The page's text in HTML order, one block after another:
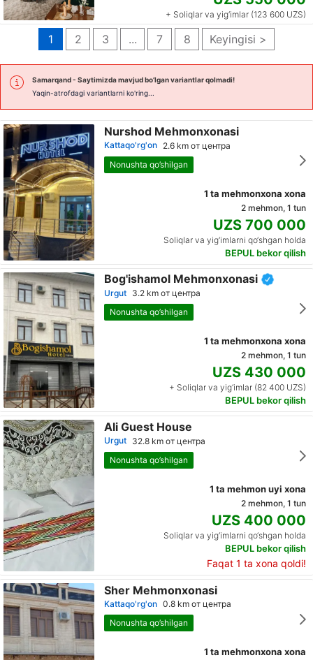
+ Soliqlar va yig‘imlar (123 600 UZS)
1 2 3 ... 7 8 Keyingisi >
Samarqand- Saytimizda mavjud bo’lgan variantlar qolmadi!
Yaqin-atrofdagi variantlarni ko'ring...
Nurshod Mehmonxonasi
Kattaqo'rg'on 2.6 km от центра
Nonushta qo’shilgan
1 ta mehmonxona xona
2 mehmon, 1 tun
UZS 700 000
Soliqlar va yig‘imlarni qo‘shgan holda
BEPUL bekor qilish
Bog'ishamol Mehmonxonasi
Urgut 3.2 km от центра
Nonushta qo’shilgan
1 ta mehmonxona xona
2 mehmon, 1 tun
UZS 430 000
+ Soliqlar va yig‘imlar (82 400 UZS)
BEPUL bekor qilish
Ali Guest House
Urgut 32.8 km от центра
Nonushta qo’shilgan
1 ta mehmon uyi xona
2 mehmon, 1 tun
UZS 400 000
Soliqlar va yig‘imlarni qo‘shgan holda
BEPUL bekor qilish
Faqat 1 ta xona qoldi!
Sher Mehmonxonasi
Kattaqo'rg'on 0.8 km от центра
Nonushta qo’shilgan
1 ta mehmonxona xona